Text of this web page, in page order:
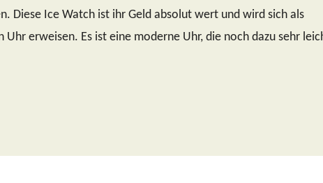
Diese Ice Watch ist ihr Geld absolut wert und wird sich als
Uhr erweisen. Es ist eine moderne Uhr, die noch dazu sehr